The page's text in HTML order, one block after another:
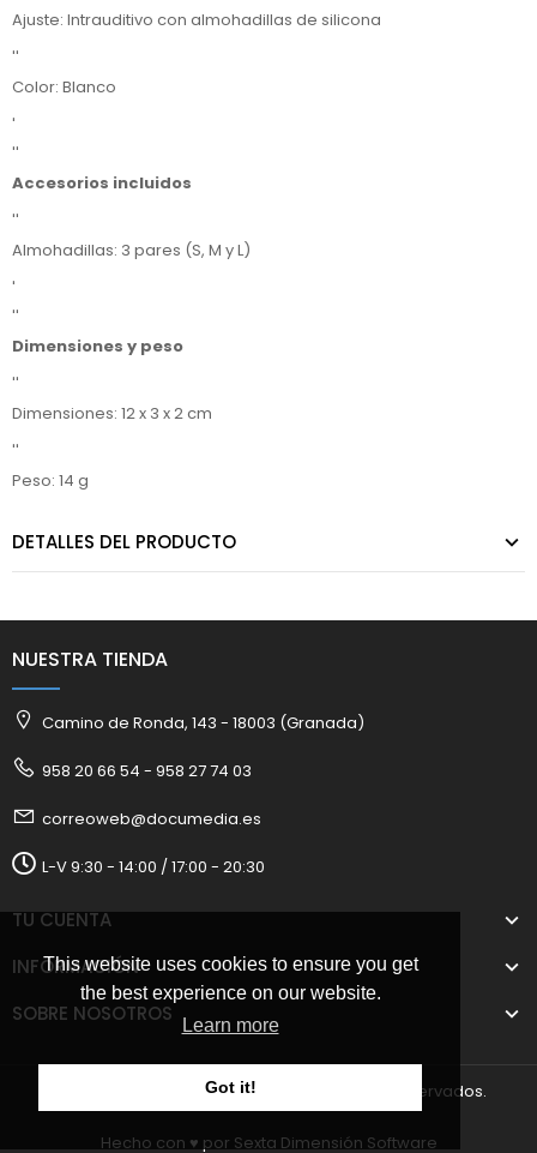
This website uses cookies to ensure you get
the best experience on our website.
Learn more
Got it!
Ajuste: Intrauditivo con almohadillas de silicona
''
Color: Blanco
'
''
Accesorios incluidos
''
Almohadillas: 3 pares (S, M y L)
'
''
Dimensiones y peso
''
Dimensiones: 12 x 3 x 2 cm
''
Peso: 14 g
DETALLES DEL PRODUCTO
NUESTRA TIENDA
Camino de Ronda, 143 - 18003 (Granada)
958 20 66 54 - 958 27 74 03
correoweb@documedia.es
L-V 9:30 - 14:00 / 17:00 - 20:30
TU CUENTA
INFORMACIÓN
SOBRE NOSOTROS
2025 © Documedia S.L. Todos los derechos reservados.
Hecho con ♥️ por Sexta Dimensión Software